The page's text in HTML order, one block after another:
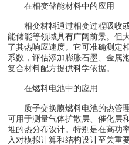
在相变储能材料中的应用
相变材料通过相变过程吸收或
能储能等领域具有广阔前景。但
了其热响应速度。它可准确测定
系数，评估添加膨胀石墨、金属
复合材料配方提供科学依据。
在燃料电池中的应用
质子交换膜燃料电池的热管理
可用于测量气体扩散层、催化层
堆的热分布设计。特别是在高功
入对模拟计算和结构设计至关重要